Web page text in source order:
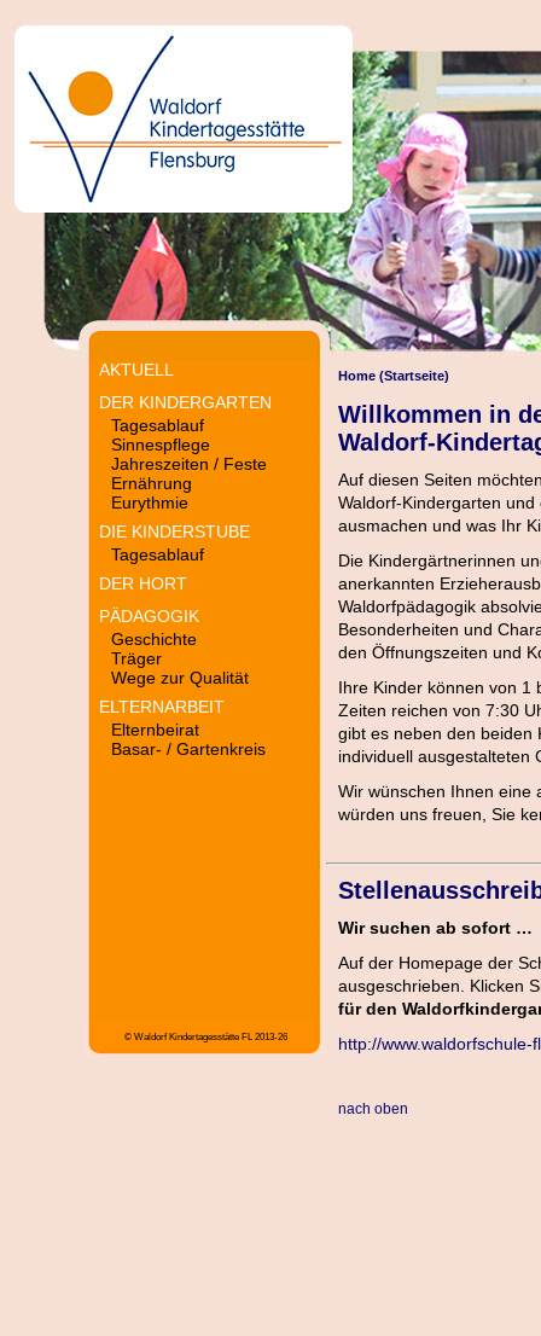
Home (Startseite)
Willkommen in
Waldorf-
Auf diesen Seiten
Waldorf-Kindergarten
ausmachen und was Ihr
Die Kindergärtnerinnen
anerkannten
Waldorfpädagogik
Besonderheiten und
den Öffnungszeiten und
Ihre Kinder können von 1
Zeiten reichen von 7:30
gibt es neben den beiden
individuell ausgestalteten
Wir wünschen Ihnen eine
würden uns freuen, Sie
Wir suchen ab sofort …
Auf der Homepage der
ausgeschrieben. Klicken
für den
http://
nach oben